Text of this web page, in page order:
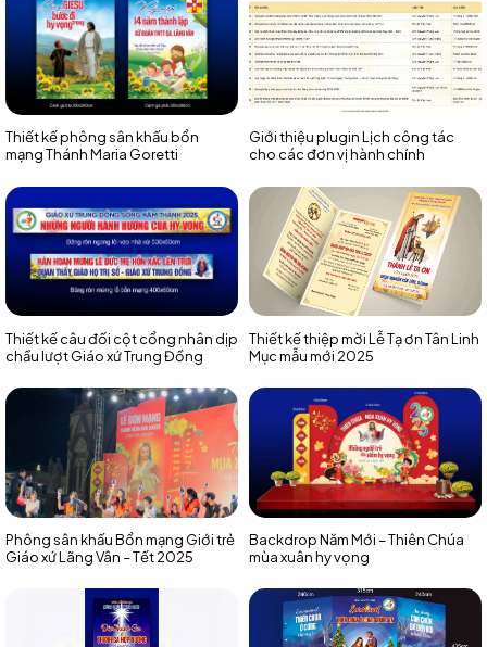
Thiết kế phông sân khấu bổn
mạng Thánh Maria Goretti
Giới thiệu plugin Lịch công tác
cho các đơn vị hành chính
Thiết kế câu đối cột cổng nhân dịp
chầu lượt Giáo xứ Trung Đồng
Thiết kế thiệp mời Lễ Tạ ơn Tân Linh
Mục mẫu mới 2025
Phông sân khấu Bổn mạng Giới trẻ
Giáo xứ Lãng Vân – Tết 2025
Backdrop Năm Mới – Thiên Chúa
mùa xuân hy vọng